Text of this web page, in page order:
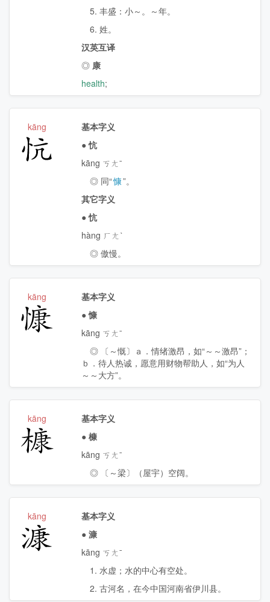
5. 丰盛：小～。～年。
6. 姓。
汉英互译
◎ 康
health;
忼
kāng
基本字义
●忼
kāng ㄎㄤˉ
◎ 同“慷”。
其它字义
●忼
hàng ㄏㄤˋ
◎ 傲慢。
慷
kāng
基本字义
●慷
kāng ㄎㄤˉ
◎ 〔～慨〕ａ．情绪激昂，如“～～激昂”；
ｂ．待人热诚，愿意用财物帮助人，如“为人
～～大方”。
槺
kāng
基本字义
● 槺
kāng ㄎㄤˉ
◎ 〔～梁〕（屋宇）空阔。
漮
kāng
基本字义
● 漮
kāng ㄎㄤˉ
1. 水虚；水的中心有空处。
2. 古河名，在今中国河南省伊川县。